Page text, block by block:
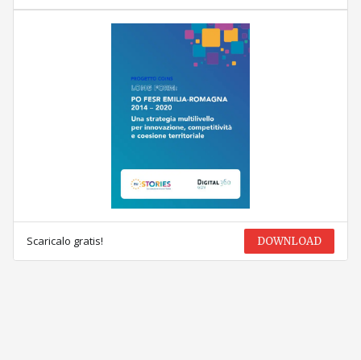
Scaricalo gratis! DOWNLOAD